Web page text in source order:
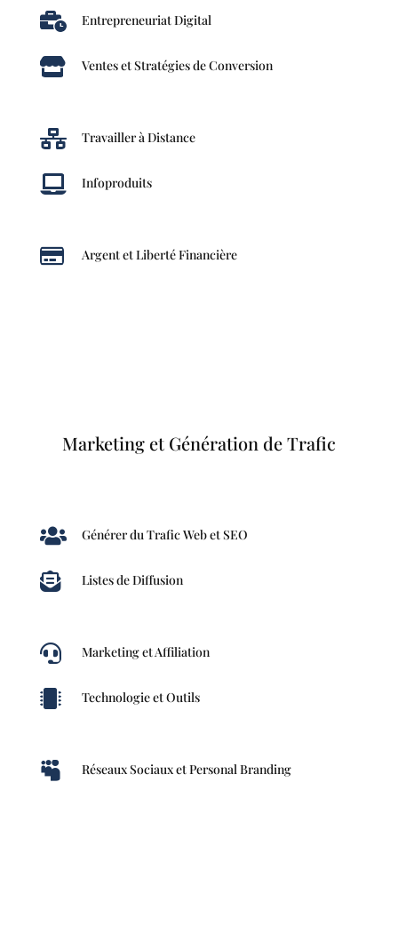
 Entrepreneuriat Digital
 Ventes et Stratégies de Conversion
 Travailler à Distance
 Infoproduits
 Argent et Liberté Financière
Marketing et Génération de Trafic
 Générer du Trafic Web et SEO
 Listes de Diffusion
 Marketing et Affiliation
 Technologie et Outils
 Réseaux Sociaux et Personal Branding